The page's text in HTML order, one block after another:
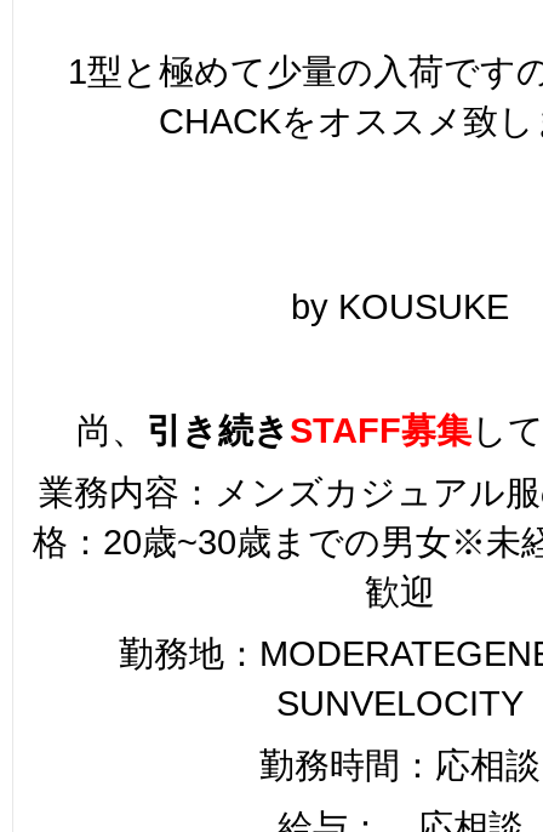
1型と極めて少量の入荷です
CHACKをオススメ致
by KOUSUKE
尚、 引き続きSTAFF募集し
業務内容：メンズカジュアル
格：20歳~30歳までの男女※未
歓迎
勤務地：
SUNVELOCITY
勤務時間：応相談